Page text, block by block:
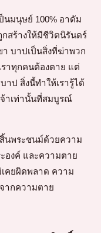
ป็นมนุษย์ 100% อาดัม
สร้างให้มีชีวิตนิรันดร์
บาปเป็นสิ่งที่ฆ่าพวก
ราทุกคนต้องตาย แต่
าป สิ่งนี้ทำให้เรารู้ได้
จ้าเท่านั้นที่สมบูรณ์
นพระชนม์ด้วยความ
องค์ และความตาย
เคยผิดพลาด ความ
ากความตาย